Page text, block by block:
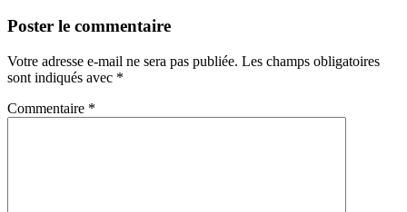
Poster le commentaire
Votre adresse e-mail ne sera pas publiée. Les champs obligatoires
sont indiqués avec *
Commentaire *